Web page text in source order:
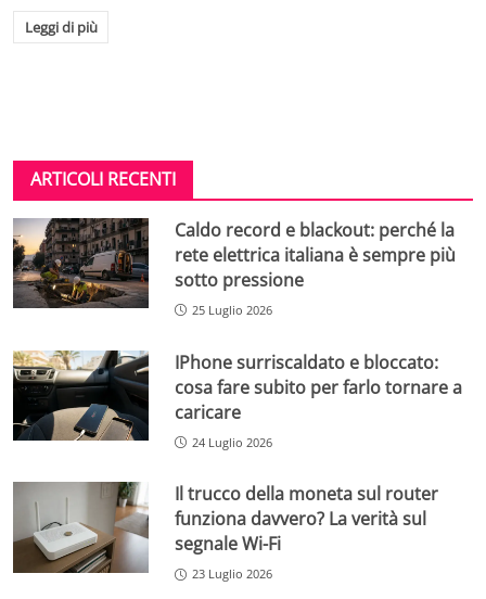
Leggi di più
ARTICOLI RECENTI
Caldo record e blackout: perché la
rete elettrica italiana è sempre più
sotto pressione
25 Luglio 2026
IPhone surriscaldato e bloccato:
cosa fare subito per farlo tornare a
caricare
24 Luglio 2026
Il trucco della moneta sul router
funziona davvero? La verità sul
segnale Wi-Fi
23 Luglio 2026